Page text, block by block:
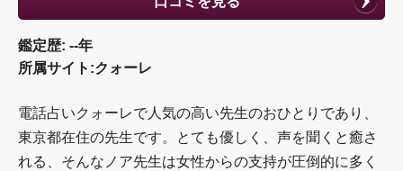
鑑定歴: --年
所属サイト:クォーレ
電話占いクォーレで人気の高い先生のおひとりであり、
東京都在住の先生です。とても優しく、声を聞くと癒さ
れる、そんなノア先生は女性からの支持が圧倒的に多く